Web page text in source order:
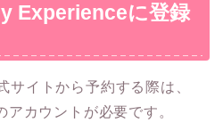
Experienceに登録
イトから予約する際は、
カウントが必要です。